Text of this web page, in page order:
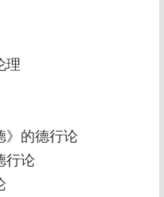
理
的德行论
行论